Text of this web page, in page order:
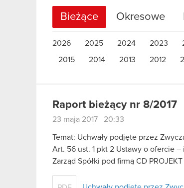
Bieżące Okresowe
2026 2025 2024 2023
2015 2014 2013 2012
Raport bieżący nr 8/2017
23 maja 2017 20:33
Temat: Uchwały podjęte przez
Art. 56 ust. 1 pkt 2 Ustawy o ofercie
Zarząd Spółki pod firmą CD